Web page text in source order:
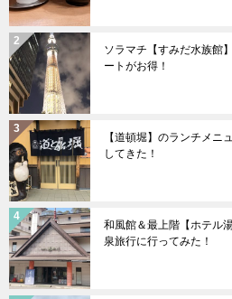
ソラマチ【すみだ水族館
ートがお得！
【道頓堀】のランチメニ
してきた！
和風館＆最上階【ホテル
泉旅行に行ってみた！